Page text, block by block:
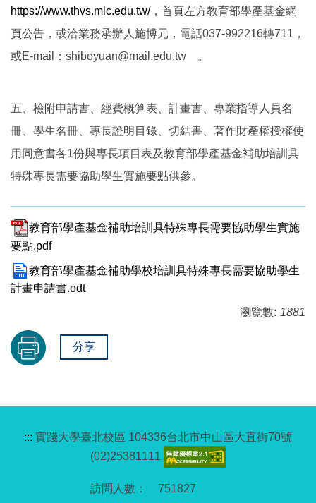
https://www.thvs.mlc.edu.tw/ ，首頁左方教育部學產基金網
頁公告，或洽業務承辦人施博元，電話037-992216轉711，
或E-mail：shiboyuan@mail.edu.tw 。
五、檢附申請書、經費概算表、計畫書、專業指導人員名
冊、學生名冊、專長證明目錄、切結書、著作財產權授權使
用同意書各1份與專長項目表及教育部學產基金補助培訓具
特殊專長需要協助學生實施要點供參。
教育部學產基金補助培訓具特殊專長需要協助學生實施
要點.pdf
教育部學產基金補助學校培訓具特殊專長需要協助學生
計畫申請書.odt
瀏覽數: 1881
分享
751827
::: 實踐大學臺北校區 104336台北市中山區大直街70號
(02)25381111